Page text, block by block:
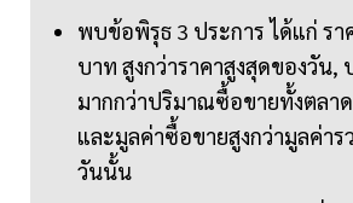
พบข้อพิรุธ 3 ประการ ได้แก่ ร
บาท สูงกว่าราคาสูงสุดของวั
มากกว่าปริมาณซื้อขายทั้งตลาด
และมูลค่าซื้อขายสูงกว่ามูลค่า
วันนั้น